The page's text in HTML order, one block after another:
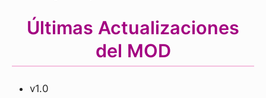
Últimas Actualizaciones
del MOD
v1.0